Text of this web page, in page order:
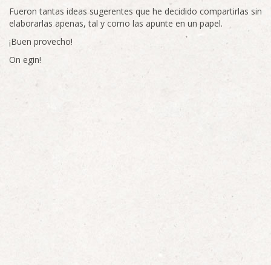
Fueron tantas ideas sugerentes que he decidido compartirlas sin
elaborarlas apenas, tal y como las apunte en un papel.
¡Buen provecho!
On egin!